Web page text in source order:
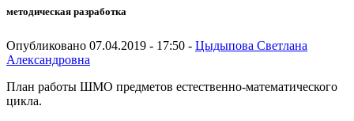
методическая разработка
Опубликовано 07.04.2019 - 17:50 - Цыдыпова Светлана
Александровна
План работы ШМО предметов естественно-математического
цикла.